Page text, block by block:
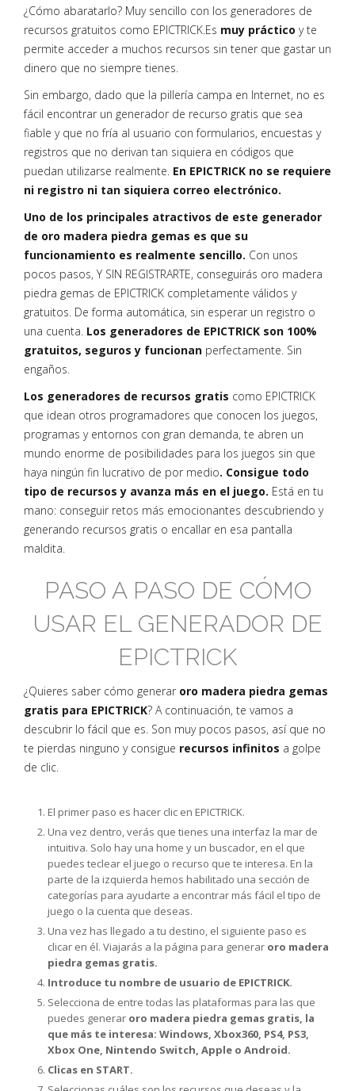
¿Cómo abaratarlo? Muy sencillo con los generadores de
recursos gratuitos como EPICTRICK.Es muy práctico y te
permite acceder a muchos recursos sin tener que gastar un
dinero que no siempre tienes.
Sin embargo, dado que la pillería campa en Internet, no es
fácil encontrar un generador de recurso gratis que sea
fiable y que no fría al usuario con formularios, encuestas y
registros que no derivan tan siquiera en códigos que
puedan utilizarse realmente. En EPICTRICK no se requiere
ni registro ni tan siquiera correo electrónico.
Uno de los principales atractivos de este generador
de oro madera piedra gemas es que su
funcionamiento es realmente sencillo. Con unos
pocos pasos, Y SIN REGISTRARTE, conseguirás oro madera
piedra gemas de EPICTRICK completamente válidos y
gratuitos. De forma automática, sin esperar un registro o
una cuenta. Los generadores de EPICTRICK son 100%
gratuitos, seguros y funcionan perfectamente. Sin
engaños.
Los generadores de recursos gratis como EPICTRICK
que idean otros programadores que conocen los juegos,
programas y entornos con gran demanda, te abren un
mundo enorme de posibilidades para los juegos sin que
haya ningún fin lucrativo de por medio. Consigue todo
tipo de recursos y avanza más en el juego. Está en tu
mano: conseguir retos más emocionantes descubriendo y
generando recursos gratis o encallar en esa pantalla
maldita.
PASO A PASO DE CÓMO
USAR EL GENERADOR DE
EPICTRICK
¿Quieres saber cómo generar oro madera piedra gemas
gratis para EPICTRICK? A continuación, te vamos a
descubrir lo fácil que es. Son muy pocos pasos, así que no
te pierdas ninguno y consigue recursos infinitos a golpe
de clic.
El primer paso es hacer clic en EPICTRICK.
Una vez dentro, verás que tienes una interfaz la mar de
intuitiva. Solo hay una home y un buscador, en el que
puedes teclear el juego o recurso que te interesa. En la
parte de la izquierda hemos habilitado una sección de
categorías para ayudarte a encontrar más fácil el tipo de
juego o la cuenta que deseas.
Una vez has llegado a tu destino, el siguiente paso es
clicar en él. Viajarás a la página para generar oro madera
piedra gemas gratis.
Introduce tu nombre de usuario de EPICTRICK.
Selecciona de entre todas las plataformas para las que
puedes generar oro madera piedra gemas gratis, la
que más te interesa: Windows, Xbox360, PS4, PS3,
Xbox One, Nintendo Switch, Apple o Android.
Clicas en START.